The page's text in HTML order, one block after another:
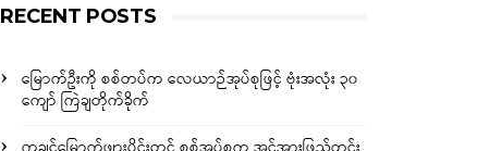
RECENT POSTS
မြောက်ဦးကို စစ်တပ်က လေယာဉ်အုပ်စုဖြင့် ဗုံးအလုံး ၃၀
ကျော် ကြဲချတိုက်ခိုက်